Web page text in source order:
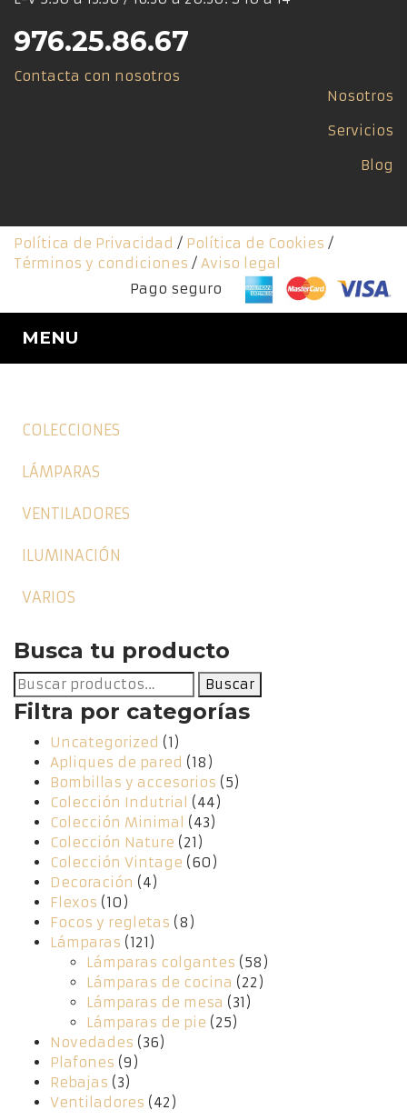
976.25.86.67
Contacta con nosotros
Nosotros
Servicios
Blog
Política de Privacidad / Política de Cookies /
Términos y condiciones / Aviso legal
Pago seguro
MENU
COLECCIONES
LÁMPARAS
VENTILADORES
ILUMINACIÓN
VARIOS
Busca tu producto
Buscar
por:
Buscar
Filtra por categorías
Uncategorized (1)
Apliques de pared (18)
Bombillas y accesorios (5)
Colección Indutrial
(44)
Colección Minimal
(43)
Colección Nature (21)
Colección Vintage (60)
Decoración (4)
Flexos (10)
Focos y regletas (8)
Lámparas (121)
Lámparas colgantes (58)
Lámparas de cocina (22)
Lámparas de mesa (31)
Lámparas de pie (25)
Novedades (36)
Plafones (9)
Rebajas (3)
Ventiladores (42)